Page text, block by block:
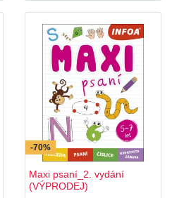
-70%
Maxi psaní_2. vydání
(VÝPRODEJ)